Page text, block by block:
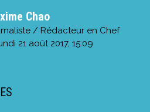
Chao
/ Rédacteur en Chef
21 août 2017, 15:09